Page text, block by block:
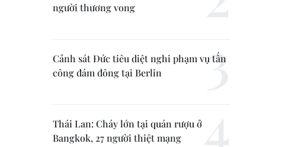
người thương vong
Cảnh sát Đức tiêu diệt nghi phạm vụ tấn
công đám đông tại Berlin
Thái Lan: Cháy lớn tại quán rượu ở
Bangkok, 27 người thiệt mạng